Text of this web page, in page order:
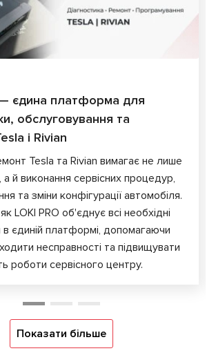
— єдина платформа для
обслуговування та
і Rivian
Tesla та Rivian вимагає не лише
а й виконання сервісних процедур,
та зміни конфігурації автомобіля.
LOKI PRO об'єднує всі необхідні
в єдиній платформі, допомагаючи
несправності та підвищувати
роботи сервісного центру.
Показати більше